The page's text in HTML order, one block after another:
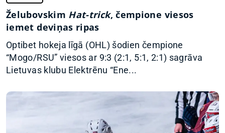
Želubovskim Hat-trick, čempione viesos
iemet deviņas ripas
Optibet hokeja līgā (OHL) šodien čempione
“Mogo/RSU” viesos ar 9:3 (2:1, 5:1, 2:1) sagrāva
Lietuvas klubu Elektrēnu “Ene...